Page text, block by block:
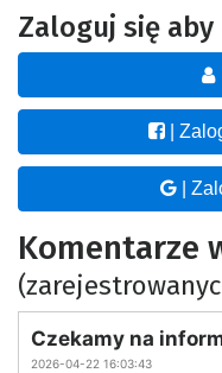
Zaloguj się
|
|
Komentarze
Czekamy na
2026-04-22 16:03:43